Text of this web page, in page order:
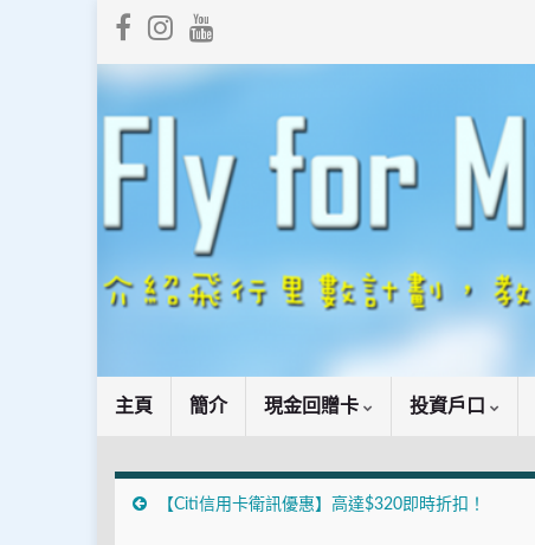
主頁 簡介 現金回贈卡 投資戶口
【Citi信用卡衛訊優惠】高達$320即時折扣！